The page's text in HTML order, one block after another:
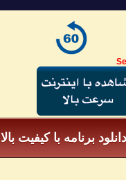
دانلود برنامه با کیفیت بالا